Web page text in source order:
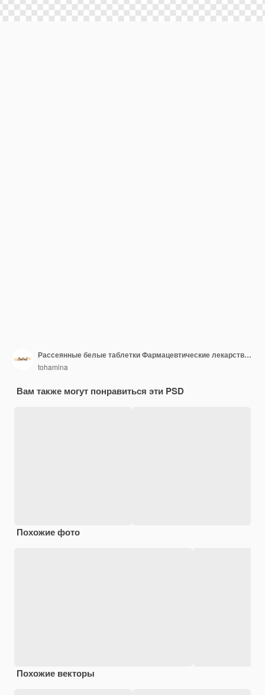
Рассеянные белые таблетки Фармацевтические лекарства Здравоохранение
tohamina
Вам также могут понравиться эти PSD
Похожие фото
Похожие векторы